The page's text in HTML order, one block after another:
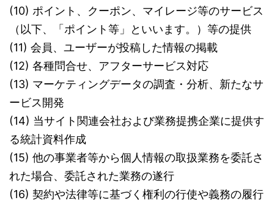
(10) ポイント、クーポン、マイレージ等のサービス
（以下、「ポイント等」といいます。）等の提供
(11) 会員、ユーザーが投稿した情報の掲載
(12) 各種問合せ、アフターサービス対応
(13) マーケティングデータの調査・分析、新たなサ
ービス開発
(14) 当サイト関連会社および業務提携企業に提供す
る統計資料作成
(15) 他の事業者等から個人情報の取扱業務を委託さ
れた場合、委託された業務の遂行
(16) 契約や法律等に基づく権利の行使や義務の履行